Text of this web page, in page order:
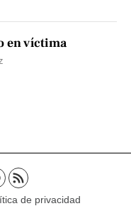
en víctima
de privacidad